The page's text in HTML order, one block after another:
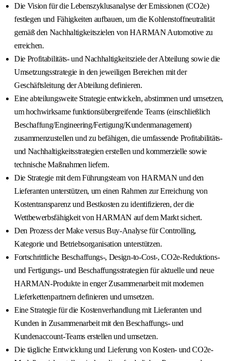
Die Vision für die Lebenszyklusanalyse der Emissionen (CO2e)
festlegen und Fähigkeiten aufbauen, um die Kohlenstoffneutralität
gemäß den Nachhaltigkeitszielen von HARMAN Automotive zu
erreichen.
Die Profitabilitäts- und Nachhaltigkeitsziele der Abteilung sowie die
Umsetzungsstrategie in den jeweiligen Bereichen mit der
Geschäftsleitung der Abteilung definieren.
Eine abteilungsweite Strategie entwickeln, abstimmen und umsetzen,
um hochwirksame funktionsübergreifende Teams (einschließlich
Beschaffung/Engineering/Fertigung/Kundenmanagement)
zusammenzustellen und zu befähigen, die umfassende Profitabilitäts-
und Nachhaltigkeitsstrategien erstellen und kommerzielle sowie
technische Maßnahmen liefern.
Die Strategie mit dem Führungsteam von HARMAN und den
Lieferanten unterstützen, um einen Rahmen zur Erreichung von
Kostentransparenz und Bestkosten zu identifizieren, der die
Wettbewerbsfähigkeit von HARMAN auf dem Markt sichert.
Den Prozess der Make versus Buy-Analyse für Controlling,
Kategorie und Betriebsorganisation unterstützen.
Fortschrittliche Beschaffungs-, Design-to-Cost-, CO2e-Reduktions-
und Fertigungs- und Beschaffungsstrategien für aktuelle und neue
HARMAN-Produkte in enger Zusammenarbeit mit modernen
Lieferkettenpartnern definieren und umsetzen.
Eine Strategie für die Kostenverhandlung mit Lieferanten und
Kunden in Zusammenarbeit mit den Beschaffungs- und
Kundenaccount-Teams erstellen und umsetzen.
Die tägliche Entwicklung und Lieferung von Kosten- und CO2e-